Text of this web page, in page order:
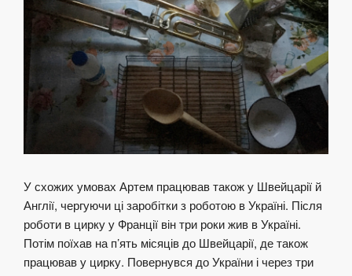
У схожих умовах Артем працював також у Швейцарії й
Англії, чергуючи ці заробітки з роботою в Україні. Після
роботи в цирку у Франції він три роки жив в Україні.
Потім поїхав на п’ять місяців до Швейцарії, де також
працював у цирку. Повернувся до України і через три